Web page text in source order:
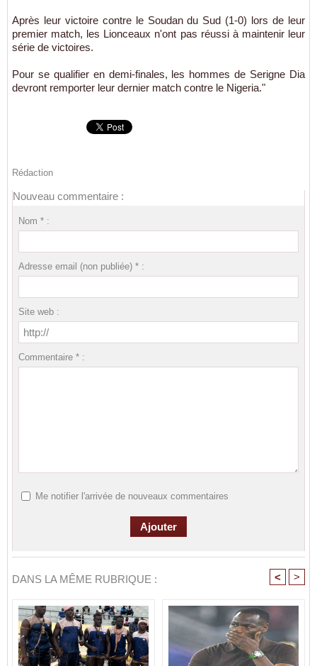
Après leur victoire contre le Soudan du Sud (1-0) lors de leur
premier match, les Lionceaux n'ont pas réussi à maintenir leur
série de victoires.
Pour se qualifier en demi-finales, les hommes de Serigne Dia
devront remporter leur dernier match contre le Nigeria."
Rédaction
Nouveau commentaire :
Nom * :
Adresse email (non publiée) * :
Site web :
Commentaire * :
Me notifier l'arrivée de nouveaux commentaires
DANS LA MÊME RUBRIQUE : < >